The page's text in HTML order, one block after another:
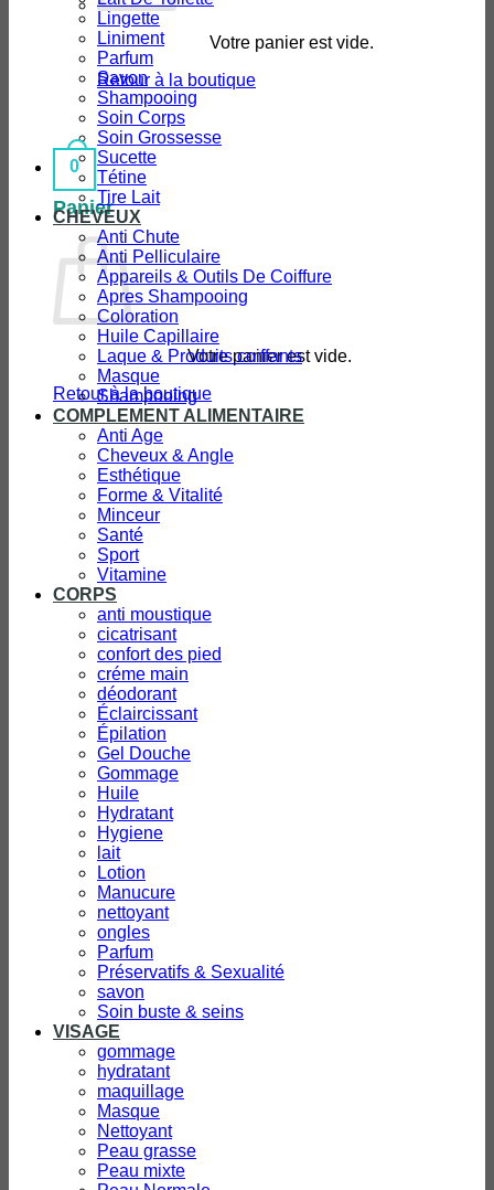
Votre panier est vide.
Retour à la boutique
0
Panier
Votre panier est vide.
Retour à la boutique
Lingette
Liniment
Parfum
Savon
Shampooing
Soin Corps
Soin Grossesse
Sucette
Tétine
Tire Lait
CHEVEUX
Anti Chute
Anti Pelliculaire
Appareils & Outils De Coiffure
Apres Shampooing
Coloration
Huile Capillaire
Laque & Produits coiffants
Masque
Shampooing
COMPLEMENT ALIMENTAIRE
Anti Age
Cheveux & Angle
Esthétique
Forme & Vitalité
Minceur
Santé
Sport
Vitamine
CORPS
anti moustique
cicatrisant
confort des pied
créme main
déodorant
Éclaircissant
Épilation
Gel Douche
Gommage
Huile
Hydratant
Hygiene
lait
Lotion
Manucure
nettoyant
ongles
Parfum
Préservatifs & Sexualité
savon
Soin buste & seins
VISAGE
gommage
hydratant
maquillage
Masque
Nettoyant
Peau grasse
Peau mixte